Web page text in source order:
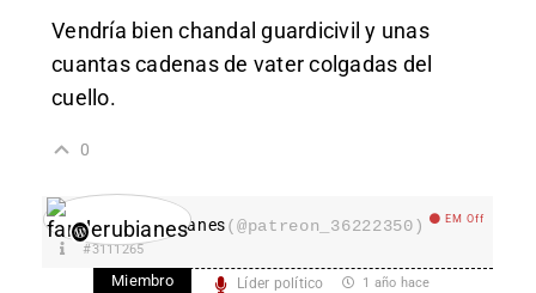
Vendría bien chandal guardicivil y unas
cuantas cadenas de vater colgadas del
cuello.
0
fanderubianes(@patreon_36222350) EM Off
#3111265
Miembro Líder político 1 año hace